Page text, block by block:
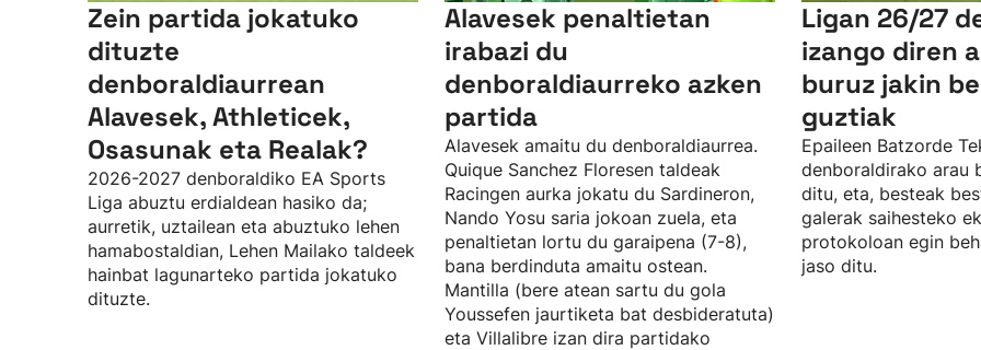
Zein partida jokatuko
dituzte
denboraldiaurrean
Alavesek, Athleticek,
Osasunak eta Realak?
2026-2027 denboraldiko EA Sports
Liga abuztu erdialdean hasiko da;
aurretik, uztailean eta abuztuko lehen
hamabostaldian, Lehen Mailako taldeek
hainbat lagunarteko partida jokatuko
dituzte.
Alavesek penaltietan
irabazi du
denboraldiaurreko azken
partida
Alavesek amaitu du denboraldiaurrea.
Quique Sanchez Floresen taldeak
Racingen aurka jokatu du Sardineron,
Nando Yosu saria jokoan zuela, eta
penaltietan lortu du garaipena (7-8),
bana berdinduta amaitu ostean.
Mantilla (bere atean sartu du gola
Youssefen jaurtiketa bat desbideratuta)
eta Villalibre izan dira partidako
Ligan 26/27
izango diren
buruz jakin
guztiak
Epaileen Batzorde
denboraldirako arau
ditu, eta, besteak
galerak saihesteko
protokoloan egin
jaso ditu.